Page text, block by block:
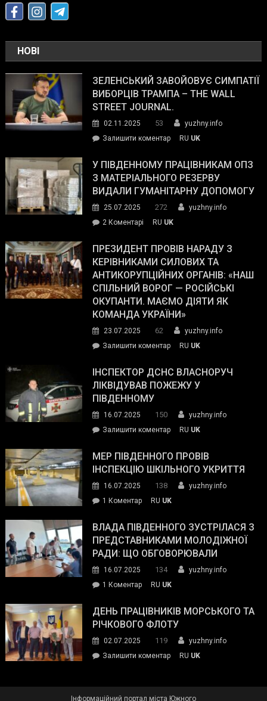
НОВІ
ЗЕЛЕНСЬКИЙ ЗАВОЙОВУЄ СИМПАТІЇ
ВИБОРЦІВ ТРАМПА – THE WALL
STREET JOURNAL.
02.11.2025 53
yuzhny.info
Залишити коментарon
завойовує
симпатії
виборців
The
Street
Journal.
RU UK
У ПІВДЕННОМУ ПРАЦІВНИКАМ ОПЗ
З МАТЕРІАЛЬНОГО РЕЗЕРВУ
ВИДАЛИ ГУМАНІТАРНУ ДОПОМОГУ
25.07.2025 272
yuzhny.info
2 Коментарі
Південному
працівникам
ОПЗ
з
матеріального
резерву
гуманітарну
допомогу
RU UK
ПРЕЗИДЕНТ ПРОВІВ НАРАДУ З
КЕРІВНИКАМИ СИЛОВИХ ТА
АНТИКОРУПЦІЙНИХ ОРГАНІВ: «НАШ
СПІЛЬНИЙ ВОРОГ — РОСІЙСЬКІ
ОКУПАНТИ. МАЄМО ДІЯТИ ЯК
КОМАНДА УКРАЇНИ»
23.07.2025 62
yuzhny.info
Залишити коментарon
провів
нараду
силових
та
органів:
«Наш
спільний
окупанти.
Маємо
діяти
команда
RU UK
ІНСПЕКТОР ДСНС ВЛАСНОРУЧ
ЛІКВІДУВАВ ПОЖЕЖУ У
ПІВДЕННОМУ
16.07.2025 150
yuzhny.info
Залишити коментарon
ДСНС
власноруч
пожежу
у
RU UK
МЕР ПІВДЕННОГО ПРОВІВ
ІНСПЕКЦІЮ ШКІЛЬНОГО УКРИТТЯ
16.07.2025 138
yuzhny.info
1 Коментардо
Південного
провів
інспекцію
укриття
RU UK
ВЛАДА ПІВДЕННОГО ЗУСТРІЛАСЯ З
ПРЕДСТАВНИКАМИ МОЛОДІЖНОЇ
РАДИ: ЩО ОБГОВОРЮВАЛИ
16.07.2025 134
yuzhny.info
1 Коментардо
Південного
зустрілася
представниками
молодіжної
обговорювали
RU UK
ДЕНЬ ПРАЦІВНИКІВ МОРСЬКОГО ТА
РІЧКОВОГО ФЛОТУ
02.07.2025 119
yuzhny.info
Залишити коментарon
RU UK
Інформаційний портал міста Южного